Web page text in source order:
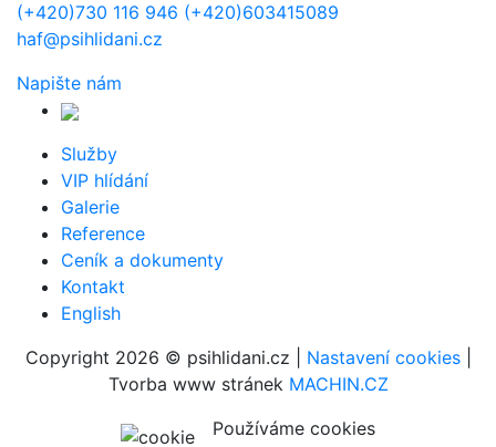
(+420)730 116 946 (+420)603415089
haf@psihlidani.cz
Napište nám
Služby
VIP hlídání
Galerie
Reference
Ceník a dokumenty
Kontakt
English
Copyright 2026 © psihlidani.cz | Nastavení cookies|
Tvorba www stránek MACHIN.CZ
Používáme cookies